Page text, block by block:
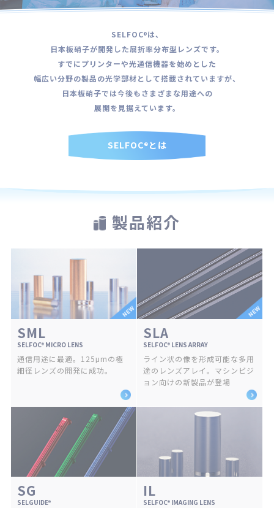
SELFOC® は、
日本板硝子が開発した屈折率分布型レンズです。
すでにプリンターや光通信機器を始めとした
幅広い分野の製品の光学部材として搭載されていますが、
日本板硝子では今後もさまざまな用途への
展開を見据えています。
SELFOC ® とは
製品紹介
SML
SELFOC® MICRO LENS
通信用途に最適。125μmの極
細径レンズの開発に成功。
SLA
SELFOC® LENS ARRAY
ライン状の像を形成可能な多用
途のレンズアレイ。マシンビジ
ョン向けの新製品が登場
SG
SELGUIDE®
IL
SELFOC® IMAGING LENS